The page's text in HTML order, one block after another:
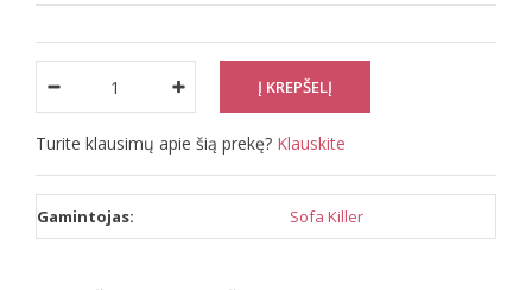
Turite klausimų apie šią prekę? Klauskite
Gamintojas: Sofa Killer